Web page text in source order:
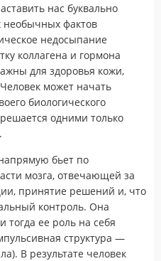
нас буквально
необычных фактов
недосыпание
коллагена и гормона
для здоровья кожи,
может начать
биологического
одними только
бьет по
мозга, отвечающей за
принятие решений и, что
контроль. Она
тогда ее роль на себя
структура —
В результате человек